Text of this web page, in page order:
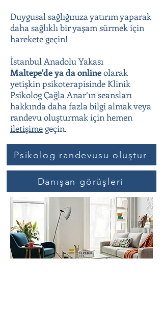
Duygusal sağlığınıza yatırım yaparak
daha sağlıklı bir yaşam sürmek için
harekete geçin!
İstanbul Anadolu Yakası
Maltepe'deya da onlineolarak
yetişkin psikoterapisinde Klinik
Psikolog Çağla Anar’ın seansları
hakkında daha fazla bilgi almak veya
randevu oluşturmak için hemen
iletişimegeçin.
Psikolog randevusu oluştur
Danışan görüşleri